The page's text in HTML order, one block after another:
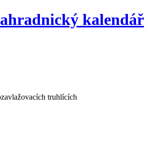
truhlících